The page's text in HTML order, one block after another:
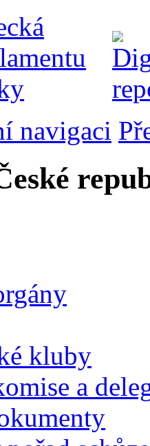
navigaci
kluby
a